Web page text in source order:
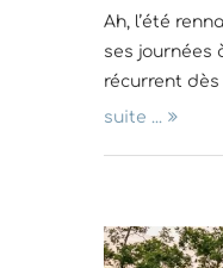
Ah, l’été
ses journées
récurrent dès
suite ...